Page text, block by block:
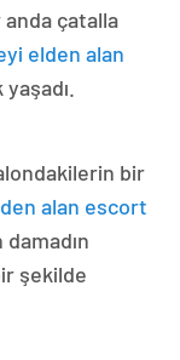
anda çatalla
elden alan
bir
alan escort
şekilde